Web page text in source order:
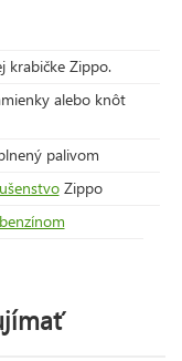
krabičke Zippo.
alebo knôt
palivom
Zippo